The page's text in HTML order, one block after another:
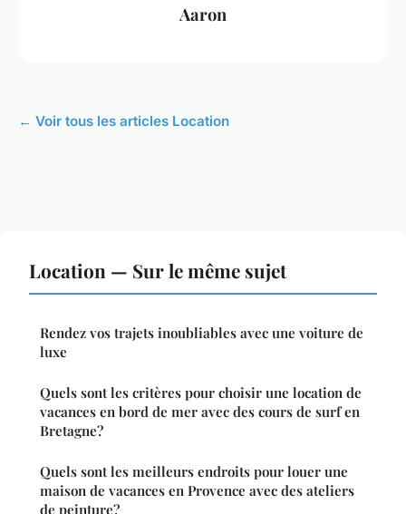
Aaron
← Voir tous les articles Location
Location — Sur le même sujet
Rendez vos trajets inoubliables avec une voiture de
luxe
Quels sont les critères pour choisir une location de
vacances en bord de mer avec des cours de surf en
Bretagne?
Quels sont les meilleurs endroits pour louer une
maison de vacances en Provence avec des ateliers
de peinture?